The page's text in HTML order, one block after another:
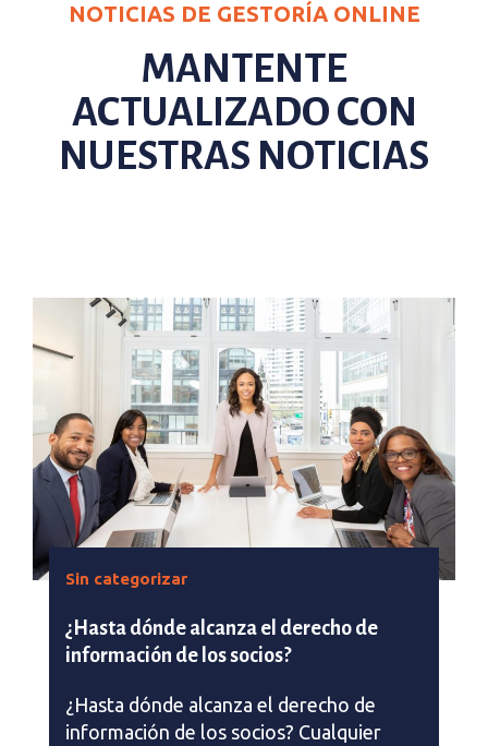
NOTICIAS DE GESTORÍA ONLINE
MANTENTE
ACTUALIZADO CON
NUESTRAS NOTICIAS
Sin categorizar
¿Hasta dónde alcanza el derecho de
información de los socios?
¿Hasta dónde alcanza el derecho de
información de los socios? Cualquier